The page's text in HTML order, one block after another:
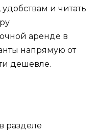
и читать
аренде в
напрямую от
дешевле.
разделе